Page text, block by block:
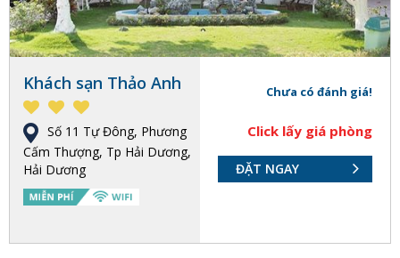
Khách sạn Thảo Anh
Số 11 Tự Đông, Phương
Cấm Thượng, Tp Hải Dương,
Hải Dương
Chưa có đánh giá!
Click lấy giá phòng
ĐẶT NGAY